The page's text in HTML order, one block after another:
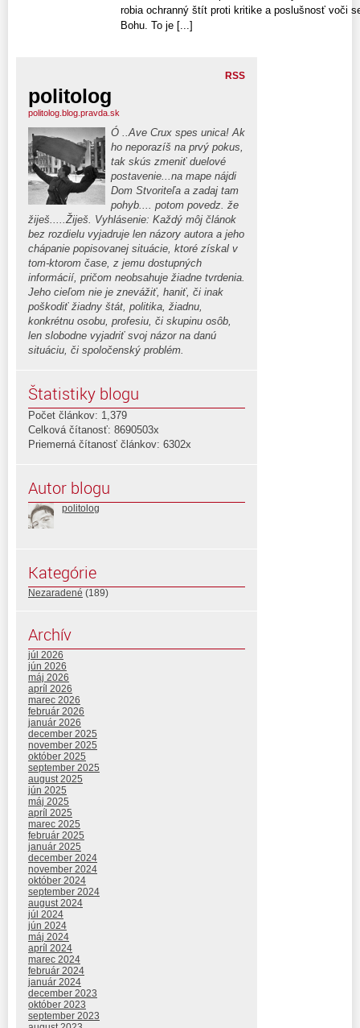
robia ochranný štít proti kritike a poslušnosť voči
Bohu. To je [...]
RSS
politolog
politolog.blog.pravda.sk
Ó ..Ave Crux spes unica! Ak
ho neporazíš na prvý pokus,
tak skús zmeniť duelové
postavenie...na mape nájdi
Dom Stvoriteľa a zadaj tam
pohyb.... potom povedz. že
žiješ.....Žiješ. Vyhlásenie: Každý môj článok
bez rozdielu vyjadruje len názory autora a jeho
chápanie popisovanej situácie, ktoré získal v
tom-ktorom čase, z jemu dostupných
informácií, pričom neobsahuje žiadne tvrdenia.
Jeho cieľom nie je znevážiť, haniť, či inak
poškodiť žiadny štát, politika, žiadnu,
konkrétnu osobu, profesiu, či skupinu osôb,
len slobodne vyjadriť svoj názor na danú
situáciu, či spoločenský problém.
Štatistiky blogu
Počet článkov: 1,379
Celková čítanosť: 8690503x
Priemerná čítanosť článkov: 6302x
Autor blogu
politolog
Kategórie
Nezaradené (189)
Archív
júl 2026
jún 2026
máj 2026
apríl 2026
marec 2026
február 2026
január 2026
december 2025
november 2025
október 2025
september 2025
august 2025
jún 2025
máj 2025
apríl 2025
marec 2025
február 2025
január 2025
december 2024
november 2024
október 2024
september 2024
august 2024
júl 2024
jún 2024
máj 2024
apríl 2024
marec 2024
február 2024
január 2024
december 2023
október 2023
september 2023